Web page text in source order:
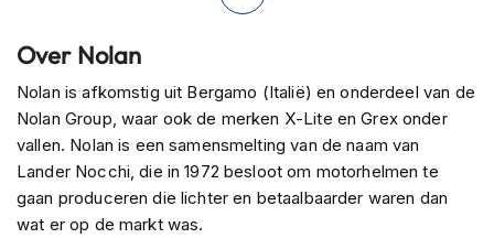
r
e
l
m
n
D
Over Nolan
Nolan is afkomstig uit Bergamo (Italië) en onderdeel van de
Nolan Group, waar ook de merken X-Lite en Grex onder
vallen. Nolan is een samensmelting van de naam van
Lander Nocchi, die in 1972 besloot om motorhelmen te
gaan produceren die lichter en betaalbaarder waren dan
wat er op de markt was.